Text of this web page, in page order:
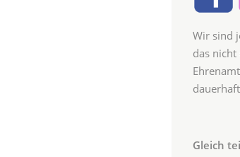
Wir sind
das nicht
Gleich